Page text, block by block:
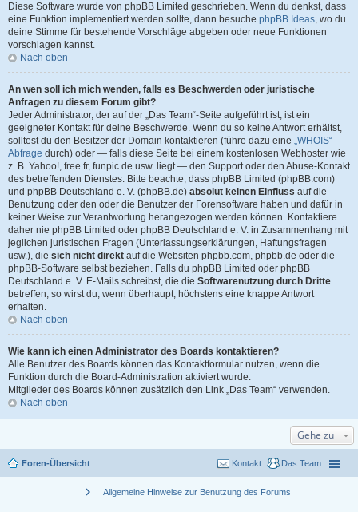
Diese Software wurde von phpBB Limited geschrieben. Wenn du denkst, dass
eine Funktion implementiert werden sollte, dann besuche phpBB Ideas, wo du
deine Stimme für bestehende Vorschläge abgeben oder neue Funktionen
vorschlagen kannst.
Nach oben
An wen soll ich mich wenden, falls es Beschwerden oder juristische
Anfragen zu diesem Forum gibt?
Jeder Administrator, der auf der „Das Team“-Seite aufgeführt ist, ist ein
geeigneter Kontakt für deine Beschwerde. Wenn du so keine Antwort erhältst,
solltest du den Besitzer der Domain kontaktieren (führe dazu eine „WHOIS“-
Abfrage durch) oder — falls diese Seite bei einem kostenlosen Webhoster wie
z. B. Yahoo!, free.fr, funpic.de usw. liegt — den Support oder den Abuse-Kontakt
des betreffenden Dienstes. Bitte beachte, dass phpBB Limited (phpBB.com)
und phpBB Deutschland e. V. (phpBB.de) absolut keinen Einfluss auf die
Benutzung oder den oder die Benutzer der Forensoftware haben und dafür in
keiner Weise zur Verantwortung herangezogen werden können. Kontaktiere
daher nie phpBB Limited oder phpBB Deutschland e. V. in Zusammenhang mit
jeglichen juristischen Fragen (Unterlassungserklärungen, Haftungsfragen
usw.), die sich nicht direkt auf die Websiten phpbb.com, phpbb.de oder die
phpBB-Software selbst beziehen. Falls du phpBB Limited oder phpBB
Deutschland e. V. E-Mails schreibst, die die Softwarenutzung durch Dritte
betreffen, so wirst du, wenn überhaupt, höchstens eine knappe Antwort
erhalten.
Nach oben
Wie kann ich einen Administrator des Boards kontaktieren?
Alle Benutzer des Boards können das Kontaktformular nutzen, wenn die
Funktion durch die Board-Administration aktiviert wurde.
Mitglieder des Boards können zusätzlich den Link „Das Team“ verwenden.
Nach oben
Gehe zu
Foren-Übersicht Das Team
Kontakt
chevron_right Allgemeine Hinweise zur Benutzung des Forums